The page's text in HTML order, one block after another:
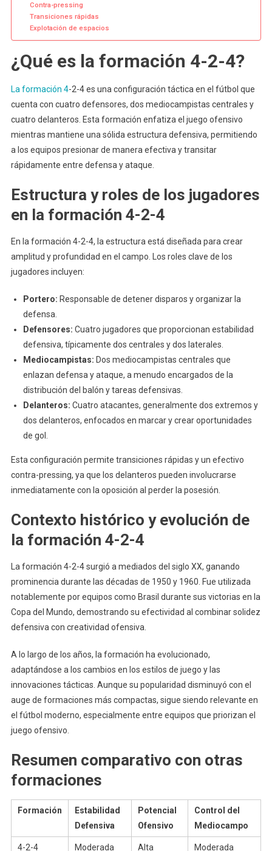
Contra-pressing
Transiciones rápidas
Explotación de espacios
¿Qué es la formación 4-2-4?
La formación 4-2-4 es una configuración táctica en el fútbol que
cuenta con cuatro defensores, dos mediocampistas centrales y
cuatro delanteros. Esta formación enfatiza el juego ofensivo
mientras mantiene una sólida estructura defensiva, permitiendo
a los equipos presionar de manera efectiva y transitar
rápidamente entre defensa y ataque.
Estructura y roles de los jugadores
en la formación 4-2-4
En la formación 4-2-4, la estructura está diseñada para crear
amplitud y profundidad en el campo. Los roles clave de los
jugadores incluyen:
Portero: Responsable de detener disparos y organizar la
defensa.
Defensores: Cuatro jugadores que proporcionan estabilidad
defensiva, típicamente dos centrales y dos laterales.
Mediocampistas: Dos mediocampistas centrales que
enlazan defensa y ataque, a menudo encargados de la
distribución del balón y tareas defensivas.
Delanteros: Cuatro atacantes, generalmente dos extremos y
dos delanteros, enfocados en marcar y crear oportunidades
de gol.
Esta configuración permite transiciones rápidas y un efectivo
contra-pressing, ya que los delanteros pueden involucrarse
inmediatamente con la oposición al perder la posesión.
Contexto histórico y evolución de
la formación 4-2-4
La formación 4-2-4 surgió a mediados del siglo XX, ganando
prominencia durante las décadas de 1950 y 1960. Fue utilizada
notablemente por equipos como Brasil durante sus victorias en la
Copa del Mundo, demostrando su efectividad al combinar solidez
defensiva con creatividad ofensiva.
A lo largo de los años, la formación ha evolucionado,
adaptándose a los cambios en los estilos de juego y las
innovaciones tácticas. Aunque su popularidad disminuyó con el
auge de formaciones más compactas, sigue siendo relevante en
el fútbol moderno, especialmente entre equipos que priorizan el
juego ofensivo.
Resumen comparativo con otras
formaciones
Formación
Estabilidad
Defensiva
Potencial
Ofensivo
Control del
Mediocampo
4-2-4 Moderada Alta Moderada